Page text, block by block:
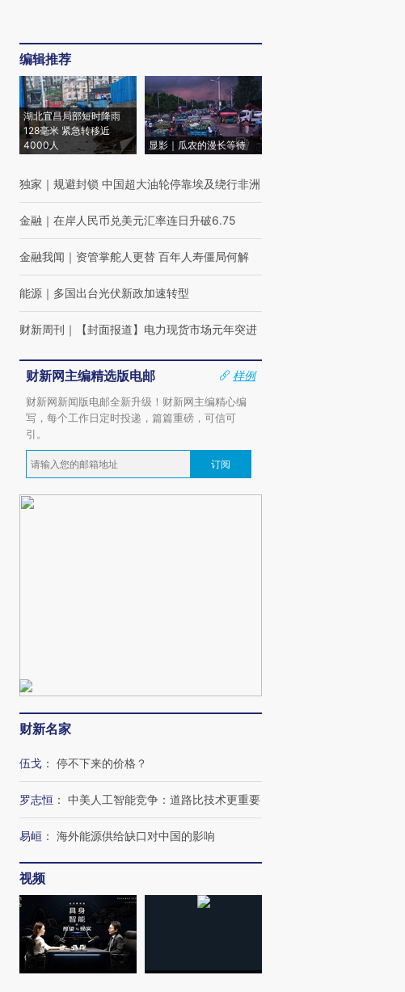
｜HYROX的吸金
是什么让中产们甘
马航飞行员跨国走私7万
视线｜被称为“蟑螂”的印
广】走进第四届链博
编辑推荐
湖北宜昌局部短时降雨
128毫米 紧急转移近
4000人
显影｜瓜农的漫长等待
独家 ｜ 规避封锁 中国超大油轮停靠埃及绕行非洲
金融 ｜ 在岸人民币兑美元汇率连日升破6.75
金融我闻 ｜ 资管掌舵人更替 百年人寿僵局何解
能源 ｜ 多国出台光伏新政加速转型
财新周刊 ｜ 【封面报道】电力现货市场元年突进
财新网主编精选版电邮
样例
财新网新闻版电邮全新升级！财新网主编精心编
写，每个工作日定时投递，篇篇重磅，可信可
引。
订阅
财新名家
伍戈 ： 停不下来的价格？
罗志恒 ： 中美人工智能竞争：道路比技术更重要
易峘 ： 海外能源供给缺口对中国的影响
视频